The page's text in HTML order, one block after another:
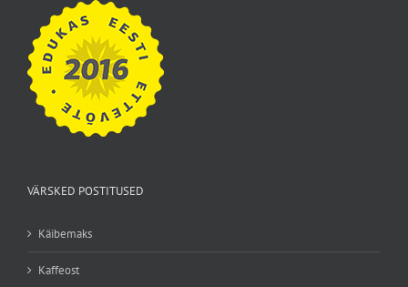
VÄRSKED POSTITUSED
Käibemaks
Kaffeost